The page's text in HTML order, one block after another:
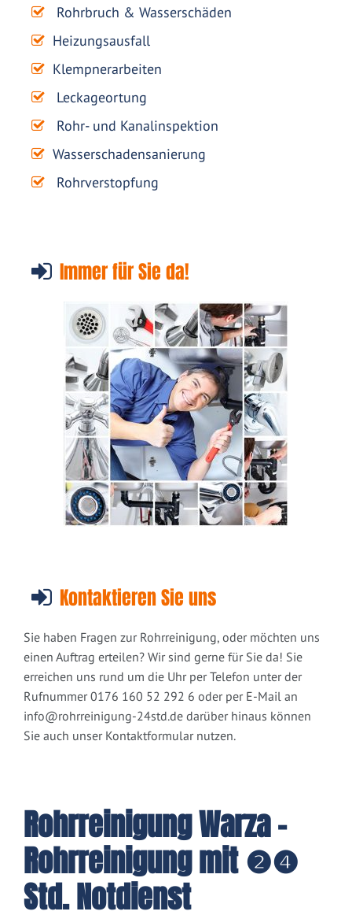
Rohrbruch & Wasserschäden
Heizungsausfall
Klempnerarbeiten
Leckageortung
Rohr- und Kanalinspektion
Wasserschadensanierung
Rohrverstopfung
Immer für Sie da!
Kontaktieren Sie uns
Sie haben Fragen zur Rohrreinigung, oder möchten uns
einen Auftrag erteilen? Wir sind gerne für Sie da! Sie
erreichen uns rund um die Uhr per Telefon unter der
Rufnummer 0176 160 52 292 6 oder per E-Mail an
info@rohrreinigung-24std.de darüber hinaus können
Sie auch unser Kontaktformular nutzen.
Rohrreinigung Warza -
Rohrreinigung mit ❷❹
Std. Notdienst